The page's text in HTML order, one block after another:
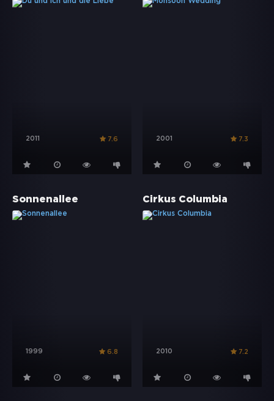
2011 7.6 2001 7.3
Sonnenallee
1999 6.8
Cirkus Columbia
2010 7.2